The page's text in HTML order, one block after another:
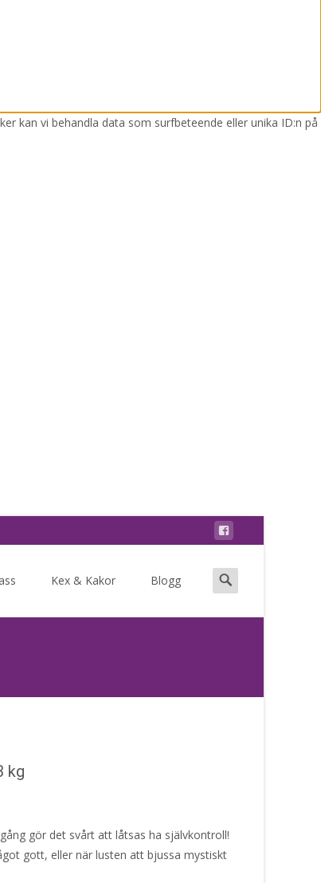
kan vi behandla data som surfbeteende eller unika ID:n på
Kex & Kakor Blogg
Search
for:
kg
gör det svårt att låtsas ha självkontroll!
gott, eller när lusten att bjussa mystiskt